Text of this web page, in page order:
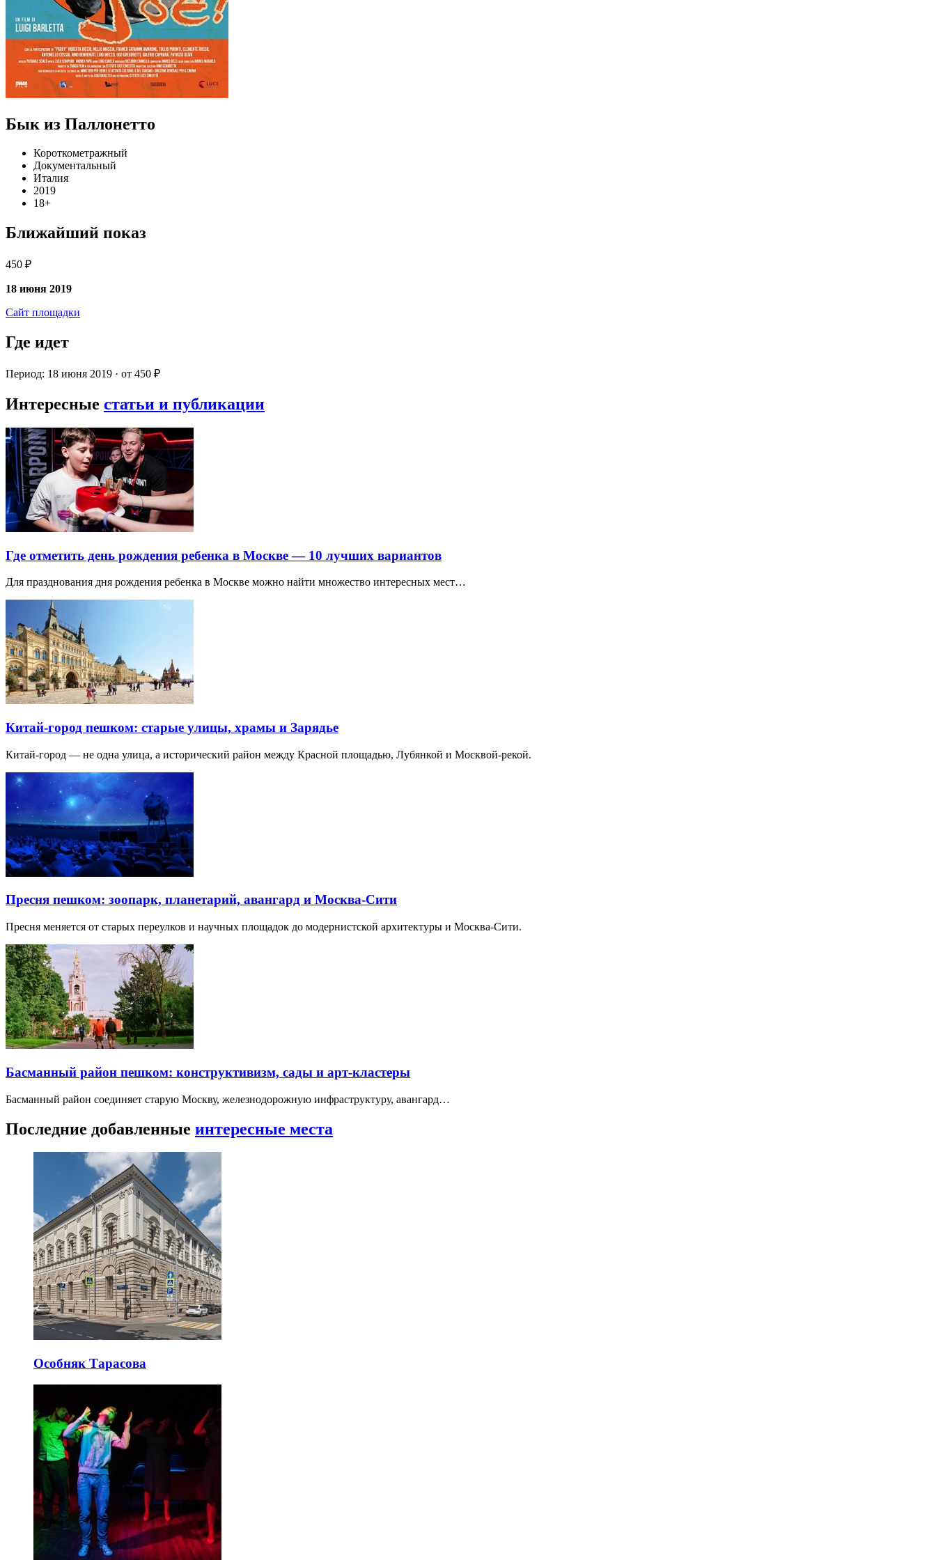
Бык из Паллонетто
Короткометражный
Документальный
Италия
2019
18+
Ближайший показ
450 ₽
18 июня 2019
Сайт площадки
Где идет
Период: 18 июня 2019 · от 450 ₽
Интересные статьи и публикации
Где отметить день рождения ребенка в Москве — 10 лучших вариантов
Для празднования дня рождения ребенка в Москве можно найти множество интересных мест…
Китай-город пешком: старые улицы, храмы и Зарядье
Китай-город — не одна улица, а исторический район между Красной площадью, Лубянкой и Москвой-рекой.
Пресня пешком: зоопарк, планетарий, авангард и Москва-Сити
Пресня меняется от старых переулков и научных площадок до модернистской архитектуры и Москва-Сити.
Басманный район пешком: конструктивизм, сады и арт-кластеры
Басманный район соединяет старую Москву, железнодорожную инфраструктуру, авангард…
Последние добавленные интересные места
Особняк Тарасова